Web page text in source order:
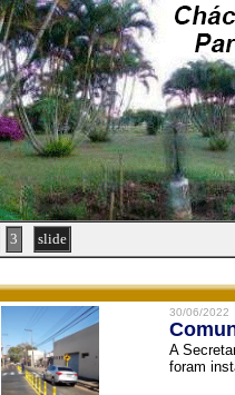
3 slide
30/06/2022
A
foram